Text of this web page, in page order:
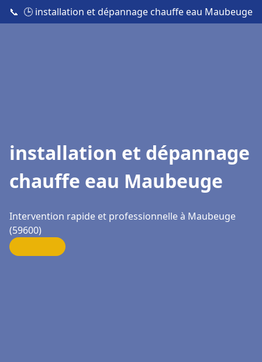
📞 🕒 installation et dépannage chauffe eau Maubeuge
installation et dépannage
chauffe eau Maubeuge
Intervention rapide et professionnelle à Maubeuge
(59600)